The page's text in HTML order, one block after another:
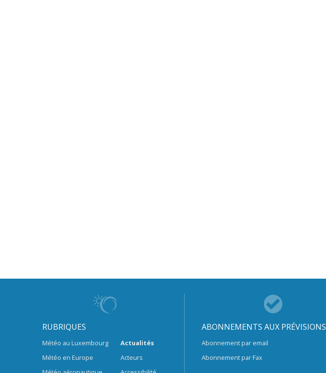
RUBRIQUES
Météo au Luxembourg
Météo en Europe
Actualités
Acteurs
ABONNEMENTS AUX PRÉVISIONS
Abonnement par email
Abonnement par Fax